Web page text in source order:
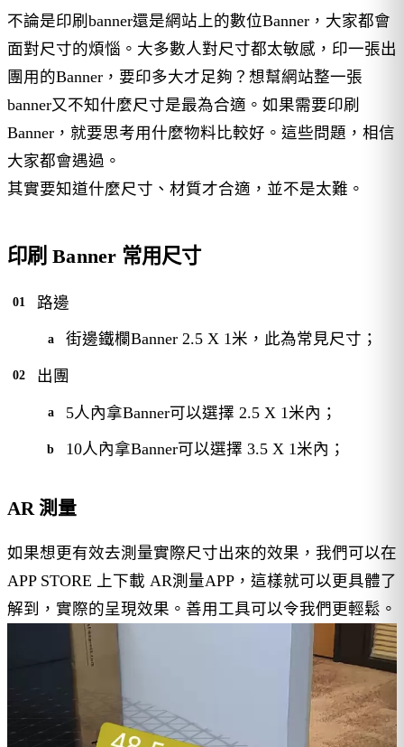
不論是印刷banner還是網站上的數位Banner，大家都會
面對尺寸的煩惱。大多數人對尺寸都太敏感，印一張出
團用的Banner，要印多大才足夠？想幫網站整一張
banner又不知什麼尺寸是最為合適。如果需要印刷
Banner，就要思考用什麼物料比較好。這些問題，相信
大家都會遇過。
其實要知道什麼尺寸、材質才合適，並不是太難。
印刷 Banner 常用尺寸
路邊
街邊鐵欄Banner 2.5 X 1米，此為常見尺寸；
出團
5人內拿Banner可以選擇 2.5 X 1米內；
10人內拿Banner可以選擇 3.5 X 1米內；
AR 測量
如果想更有效去測量實際尺寸出來的效果，我們可以在
APP STORE 上下載 AR測量APP，這樣就可以更具體了
解到，實際的呈現效果。善用工具可以令我們更輕鬆。